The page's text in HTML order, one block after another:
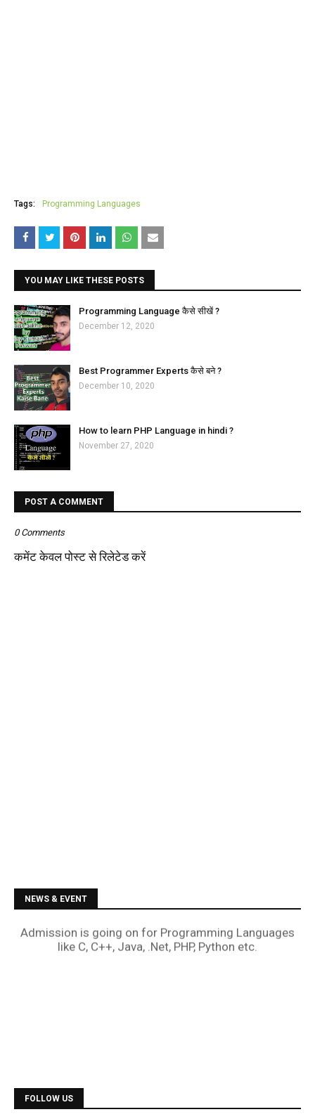
Tags: Programming Languages
YOU MAY LIKE THESE POSTS
Programming Language कैसे सीखें ?
December 12, 2020
Best Programmer Experts कैसे बने ?
December 10, 2020
How to learn PHP Language in hindi ?
November 27, 2020
POST A COMMENT
0 Comments
कमेंट केवल पोस्ट से रिलेटेड करें
NEWS & EVENT
Admission is going on for all Diploma Courses like
FOLLOW US